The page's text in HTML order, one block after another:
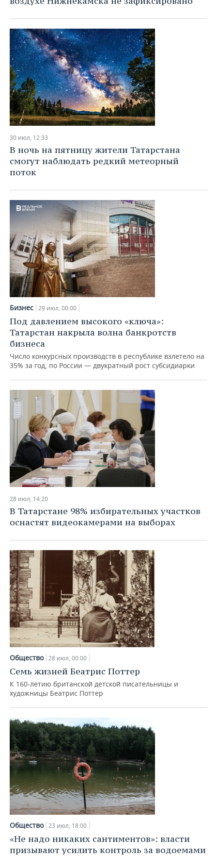
30 июл, 12:33
В ночь на пятницу жители Татарстана
смогут наблюдать редкий метеорный
поток
Бизнес 29 июл, 00:00
Под давлением высокого «ключа»:
Татарстан накрыла волна банкротств
бизнеса
Число конкурсных производств в республике взлетело на
35% за год, по России — двукратный рост субсидиарки
28 июл, 14:20
В Татарстане 98% избирательных участков
оснастят видеокамерами на выборах
Общество 28 июл, 00:00
Семь жизней Беатрис Поттер
К 160-летию британской детской писательницы и
художницы Беатрис Поттер
Общество 23 июл, 18:00
«Не надо никаких сантиментов»: власти
призывают усилить контроль за водоемами